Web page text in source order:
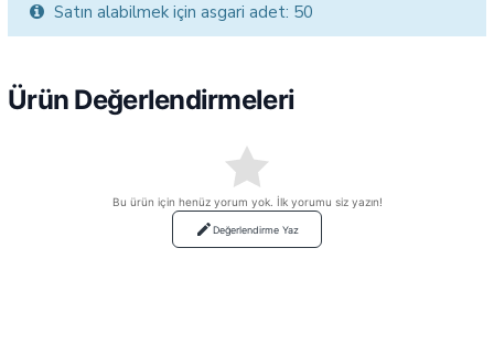
Satın alabilmek için asgari adet: 50
Ürün Değerlendirmeleri
Bu ürün için henüz yorum yok. İlk yorumu siz yazın!
Değerlendirme Yaz